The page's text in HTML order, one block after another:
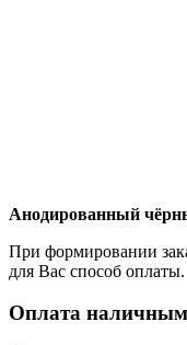
Анодированный
При формировании
для Вас способ оплаты.
Оплата